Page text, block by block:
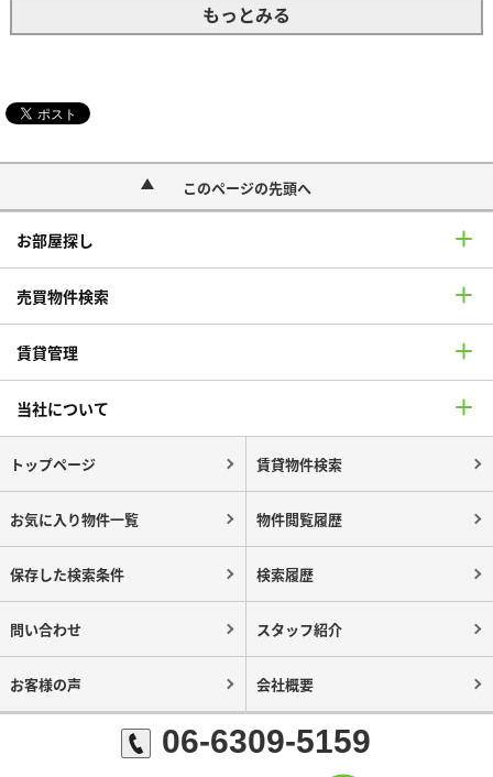
もっとみる
このページの先頭へ
お部屋探し
売買物件検索
賃貸管理
当社について
トップページ 賃貸物件検索
お気に入り物件一覧 物件閲覧履歴
保存した検索条件 検索履歴
問い合わせ スタッフ紹介
お客様の声 会社概要
06-6309-5159